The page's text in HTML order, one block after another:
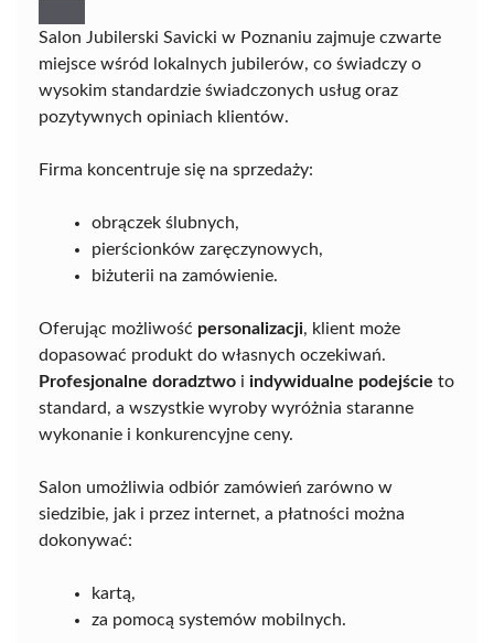
Salon Jubilerski Savicki w Poznaniu zajmuje czwarte
miejsce wśród lokalnych jubilerów, co świadczy o
wysokim standardzie świadczonych usług oraz
pozytywnych opiniach klientów.
Firma koncentruje się na sprzedaży:
obrączek ślubnych,
pierścionków zaręczynowych,
biżuterii na zamówienie.
Oferując możliwość personalizacji, klient może
dopasować produkt do własnych oczekiwań.
Profesjonalne doradztwo i indywidualne podejście to
standard, a wszystkie wyroby wyróżnia staranne
wykonanie i konkurencyjne ceny.
Salon umożliwia odbiór zamówień zarówno w
siedzibie, jak i przez internet, a płatności można
dokonywać:
kartą,
za pomocą systemów mobilnych.